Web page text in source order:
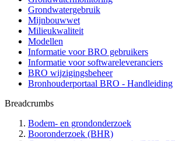
Grondwatergebruik
Mijnbouwwet
Milieukwaliteit
Modellen
Informatie voor BRO gebruikers
Informatie voor softwareleveranciers
BRO wijzigingsbeheer
Bronhouderportaal BRO - Handleiding
Breadcrumbs
Bodem- en grondonderzoek
Booronderzoek (BHR)